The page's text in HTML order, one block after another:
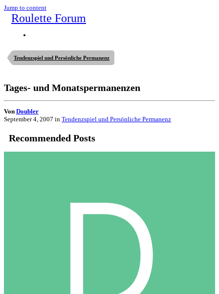
Jump to content
Roulette Forum
Tendenzspiel und Persönliche Permanenz
Tages- und Monatspermanenzen
Von Doubler
September 4, 2007 in Tendenzspiel und Persönliche Permanenz
Recommended Posts